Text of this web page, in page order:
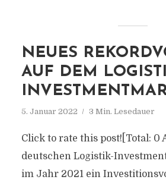
NEUES
AUF DEM
5. Januar 2022 3 Min. Lesedauer
Click to rate this post![Total: 0
deutschen Logistik-
im Jahr 2021 ein